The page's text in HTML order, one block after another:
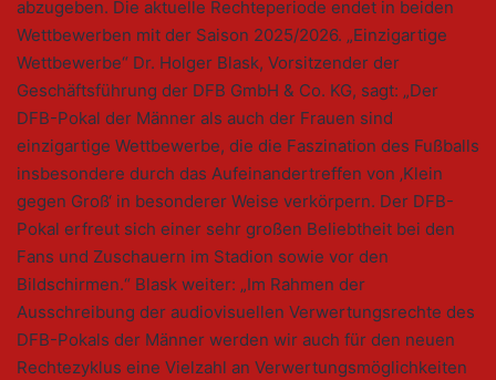
abzugeben. Die aktuelle Rechteperiode endet in beiden
Wettbewerben mit der Saison 2025/2026. „Einzigartige
Wettbewerbe“ Dr. Holger Blask, Vorsitzender der
Geschäftsführung der DFB GmbH & Co. KG, sagt: „Der
DFB-Pokal der Männer als auch der Frauen sind
einzigartige Wettbewerbe, die die Faszination des Fußballs
insbesondere durch das Aufeinandertreffen von ‚Klein
gegen Groß‘ in besonderer Weise verkörpern. Der DFB-
Pokal erfreut sich einer sehr großen Beliebtheit bei den
Fans und Zuschauern im Stadion sowie vor den
Bildschirmen.“ Blask weiter: „Im Rahmen der
Ausschreibung der audiovisuellen Verwertungsrechte des
DFB-Pokals der Männer werden wir auch für den neuen
Rechtezyklus eine Vielzahl an Verwertungsmöglichkeiten